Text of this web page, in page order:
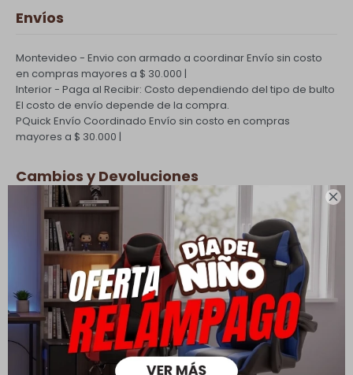

Envíos
Montevideo - Envio con armado a coordinarEnvío sin costo
en compras mayores a $ 30.000 |
Interior - Paga al Recibir: Costo dependiendo del tipo de bulto
El costo de envío depende de la compra.
PQuick Envío Coordinado Envío sin costo en compras
mayores a $ 30.000 |
Cambios y Devoluciones
Todas las compras realizadas tienen un plazo de 5 días para
su cambio.
Ver mas
Medios de pago